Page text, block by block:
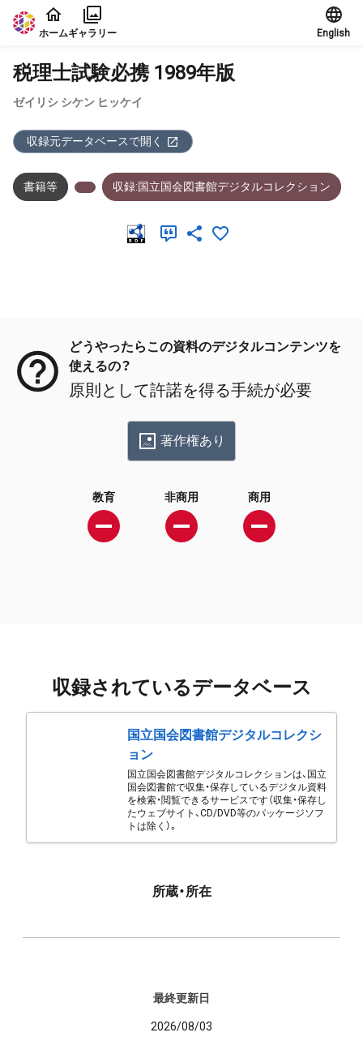
本文に飛ぶ
ホームギャラリー English
税理士試験必携 1989年版
ゼイリシ シケン ヒッケイ
収録元データベースで開く
書籍等 収録:国立国会図書館デジタルコレクション
どうやったらこの資料のデジタルコンテンツを
使えるの？
原則として許諾を得る手続が必要
著作権あり
教育 非商用 商用
収録されているデータベース
国立国会図書館デジタルコレクシ
ョン
国立国会図書館デジタルコレクションは、国立
国会図書館で収集・保存しているデジタル資料
を検索・閲覧できるサービスです（収集・保存し
たウェブサイト、CD/DVD等のパッケージソフ
トは除く）。
所蔵・所在
最終更新日
2026/08/03